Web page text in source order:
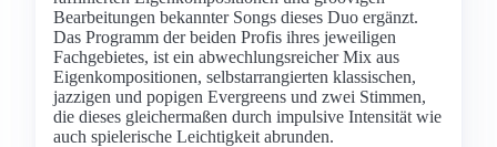
Bearbeitungen bekannter Songs dieses Duo ergänzt.
Das Programm der beiden Profis ihres jeweiligen
Fachgebietes, ist ein abwechlungsreicher Mix aus
Eigenkompositionen, selbstarrangierten klassischen,
jazzigen und popigen Evergreens und zwei Stimmen,
die dieses gleichermaßen durch impulsive Intensität wie
auch spielerische Leichtigkeit abrunden.